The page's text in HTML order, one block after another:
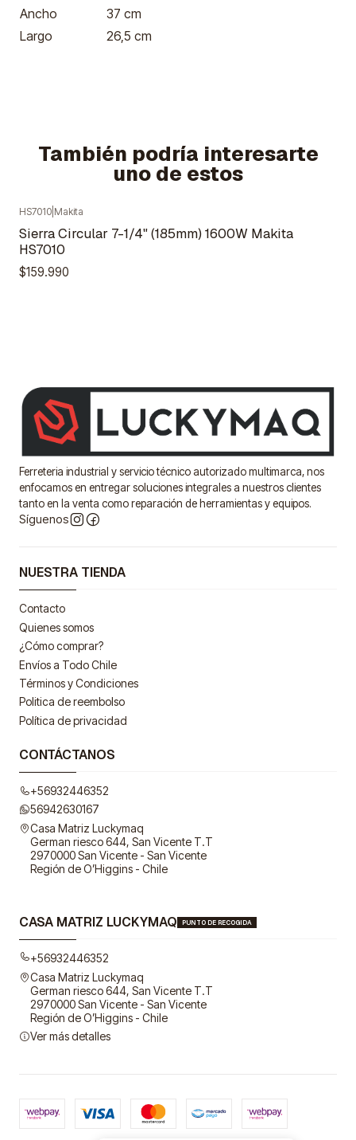
Ancho
37 cm
Largo
26,5 cm
También podría interesarte
uno de estos
HS7010 Makita
Sierra Circular 7-1/4" (185mm) 1600W Makita
HS7010
$159.990
Ferreteria industrial y servicio técnico autorizado multimarca, nos
enfocamos en entregar soluciones integrales a nuestros clientes
tanto en la venta como reparación de herramientas y equipos.
Síguenos
NUESTRA TIENDA
Contacto
Quienes somos
¿Cómo comprar?
Envíos a Todo Chile
Términos y Condiciones
Politica de reembolso
Política de privacidad
CONTÁCTANOS
+56932446352
56942630167
Casa Matriz Luckymaq
German riesco 644, San Vicente T.T
2970000 San Vicente - San Vicente
Región de O’Higgins - Chile
CASA MATRIZ LUCKYMAQ PUNTO DE RECOGIDA
+56932446352
Casa Matriz Luckymaq
German riesco 644, San Vicente T.T
2970000 San Vicente - San Vicente
Región de O’Higgins - Chile
Ver más detalles